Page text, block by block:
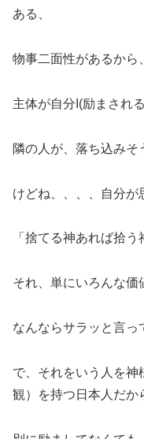
ある、
物事二面性があるから
主体が自分I(励まされ
隣の人が、落ち込みそ
けどね、、、、自分が
「捨てる神あれば拾う
それ、単にいろんな価
なんならサラッと言っ
で、それをいう人を神
観）を持つ日本人だか